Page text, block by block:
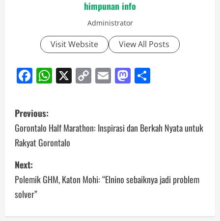
himpunan info
Administrator
Visit Website View All Posts
Facebook
WhatsApp
X CopyEmailMastodon
Post
navigation
Previous:
Gorontalo Half Marathon: Inspirasi dan Berkah Nyata untuk
Rakyat Gorontalo
Next:
Polemik GHM, Katon Mohi: “Elnino sebaiknya jadi problem
solver”